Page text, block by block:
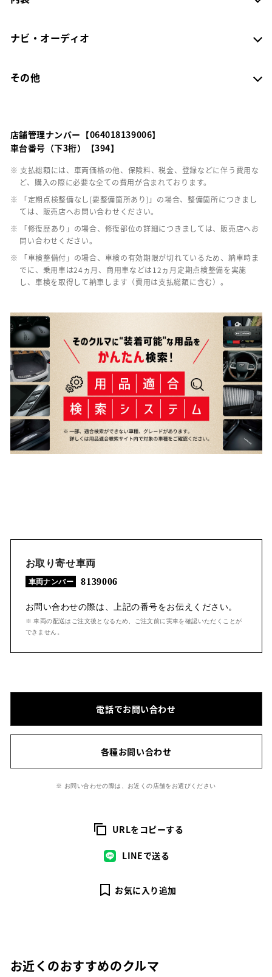
ナビ・オーディオ
その他
店舗管理ナンバー【064018139006】
車台番号（下3桁）【394】
※ 支払総額には、車両価格の他、保険料、税金、登録などに伴う費用な
ど、購入の際に必要な全ての費用が含まれております。
※ 「定期点検整備なし(要整備箇所あり)」の場合、整備箇所につきまし
ては、販売店へお問い合わせください。
※ 「修復歴あり」の場合、修復部位の詳細につきましては、販売店へお
問い合わせください。
※ 「車検整備付」の場合、車検の有効期限が切れているため、納車時ま
でに、乗用車は24ヵ月、商用車などは12ヵ月定期点検整備を実施
し、車検を取得して納車します（費用は支払総額に含む）。
お取り寄せ車両
車両ナンバー 8139006
お問い合わせの際は、上記の番号をお伝えください。
※ 車両の配送はご注文後となるため、ご注文前に実車を確認いただくことが
できません。
電話でお問い合わせ
各種お問い合わせ
※ お問い合わせの際は、お近くの店舗をお選びください
URLをコピーする
LINEで送る
お気に入り追加
お近くのおすすめのクルマ